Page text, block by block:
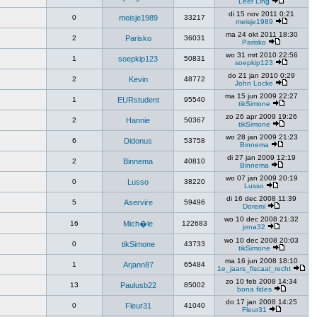
0 meisje1989 33217
di 15 nov 2011 0:21
meisje1989
2 Parisko 36031
ma 24 okt 2011 18:30
Parisko
1 soepkip123 50831
wo 31 mrt 2010 22:56
soepkip123
2 Kevin 48772
do 21 jan 2010 0:29
John Locke
1 EURstudent 95540
ma 15 jun 2009 22:27
tikSimone
2 Hannie 50367
zo 26 apr 2009 19:26
tikSimone
6 Didonus 53758
wo 28 jan 2009 21:23
Binnema
2 Binnema 40810
di 27 jan 2009 12:19
Binnema
0 Lusso 38220
wo 07 jan 2009 20:19
Lusso
5 Aservire 59496
di 16 dec 2008 11:39
Doremi
16 Mich�le 122683
wo 10 dec 2008 21:32
jona32
0 tikSimone 43733
wo 10 dec 2008 20:03
tikSimone
1 Arjann87 65484
ma 16 jun 2008 18:10
1e_jaars_fiscaal_recht
13 Paulusb22 85002
zo 10 feb 2008 14:34
bona fides
0 Fleur31 41040
do 17 jan 2008 14:25
Fleur31